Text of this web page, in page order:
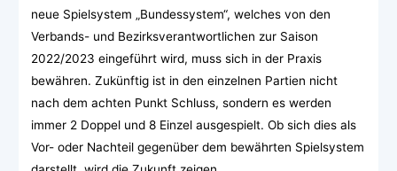
neue Spielsystem „Bundessystem“, welches von den
Verbands- und Bezirksverantwortlichen zur Saison
2022/2023 eingeführt wird, muss sich in der Praxis
bewähren. Zukünftig ist in den einzelnen Partien nicht
nach dem achten Punkt Schluss, sondern es werden
immer 2 Doppel und 8 Einzel ausgespielt. Ob sich dies als
Vor- oder Nachteil gegenüber dem bewährten Spielsystem